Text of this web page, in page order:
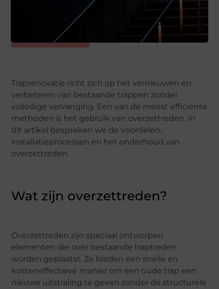
Traprenovatie richt zich op het vernieuwen en
verbeteren van bestaande trappen zonder
volledige vervanging. Een van de meest efficiënte
methoden is het gebruik van overzettreden. In
dit artikel bespreken we de voordelen,
installatieprocessen en het onderhoud van
overzettreden.
Wat zijn overzettreden?
Overzettreden zijn speciaal ontworpen
elementen die over bestaande traptreden
worden geplaatst. Ze bieden een snelle en
kosteneffectieve manier om een oude trap een
nieuwe uitstraling te geven zonder de structurele